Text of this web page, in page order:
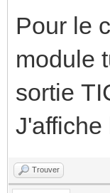
Pour le
module
sortie
Trouver